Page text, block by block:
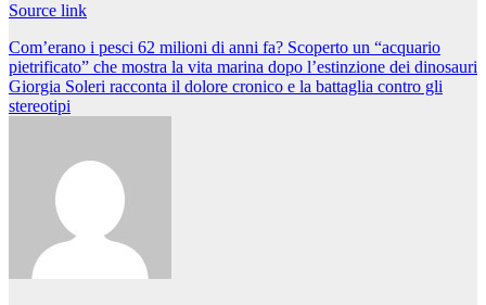
Source link
Navigazione
articoli
Com’erano i pesci 62 milioni di anni fa? Scoperto un “acquario
pietrificato” che mostra la vita marina dopo l’estinzione dei dinosauri
Giorgia Soleri racconta il dolore cronico e la battaglia contro gli
stereotipi